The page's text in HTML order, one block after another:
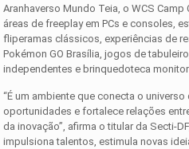
Aranhaverso Mundo Teia, o WCS
áreas de freeplay em PCs e consoles,
fliperamas clássicos, experiências de
Pokémon GO Brasília, jogos de
independentes e brinquedoteca
“É um ambiente que conecta o
oportunidades e fortalece relações
da inovação”, afirma o titular da Secti-
impulsiona talentos, estimula novas